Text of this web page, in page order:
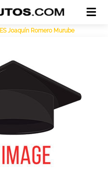
IES Joaquín Romero Murube